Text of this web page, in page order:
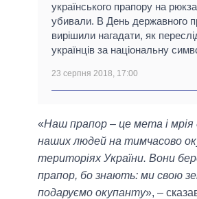
українського прапору на
убивали. В День державного
вирішили нагадати, як
українців за національну
23 серпня 2018, 17:00
«Наш прапор – це мета і мрія
наших людей на тимчасово
територіях України. Вони
прапор, бо знають: ми свою
подаруємо окупанту», –